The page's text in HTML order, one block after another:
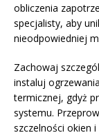
obliczenia
specjalisty, aby
nieodpowiedniej
Zachowaj
instaluj
termicznej, gdyż
systemu.
szczelności okien